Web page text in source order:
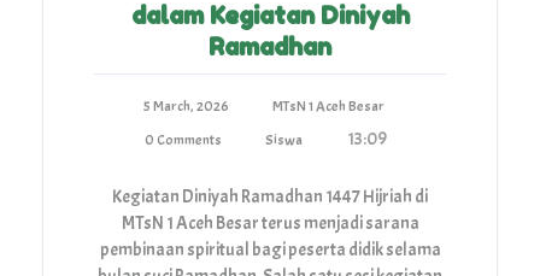
dalam Kegiatan Diniyah
Ramadhan
5 March, 2026
MTsN 1 Aceh Besar
0 Comments
Siswa 13:09
Kegiatan Diniyah Ramadhan 1447 Hijriah di
MTsN 1 Aceh Besar terus menjadi sarana
pembinaan spiritual bagi peserta didik selama